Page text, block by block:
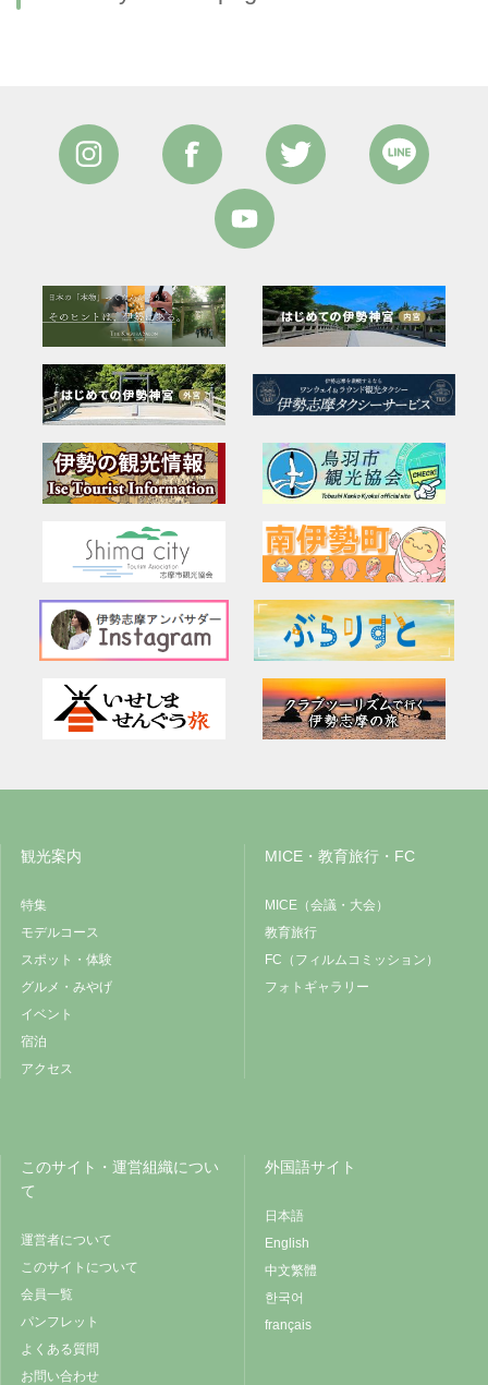
観光案内
特集
モデルコース
スポット・体験
グルメ・みやげ
イベント
宿泊
アクセス
MICE・教育旅行・FC
MICE（会議・大会）
教育旅行
FC（フィルムコミッション）
フォトギャラリー
このサイト・運営組織につい
て
運営者について
このサイトについて
会員一覧
パンフレット
よくある質問
お問い合わせ
外国語サイト
日本語
English
中文繁體
한국어
français